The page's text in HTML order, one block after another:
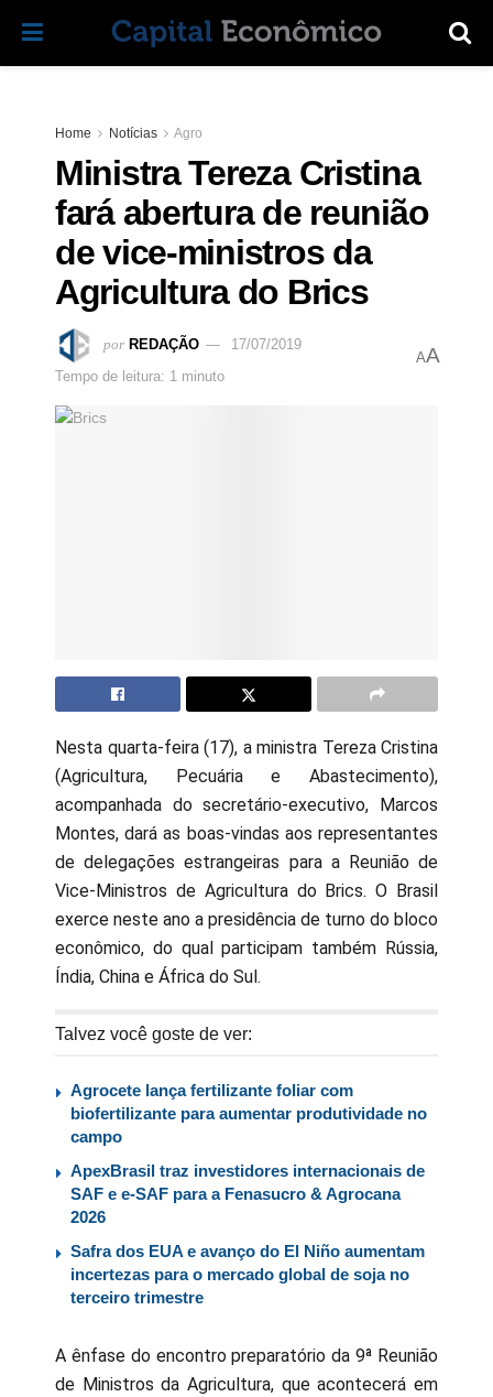
Home Notícias Agro
Ministra Tereza Cristina
fará abertura de reunião
de vice-ministros da
Agricultura do Brics
por REDAÇÃO
17/07/2019
Tempo de leitura: 1 minuto
AA
Nesta quarta-feira (17), a ministra Tereza Cristina
(Agricultura, Pecuária e Abastecimento),
acompanhada do secretário-executivo, Marcos
Montes, dará as boas-vindas aos representantes
de delegações estrangeiras para a Reunião de
Vice-Ministros de Agricultura do Brics. O Brasil
exerce neste ano a presidência de turno do bloco
econômico, do qual participam também Rússia,
Índia, China e África do Sul.
Talvez você goste de ver:
Agrocete lança fertilizante foliar com
biofertilizante para aumentar produtividade no
campo
ApexBrasil traz investidores internacionais de
SAF e e-SAF para a Fenasucro & Agrocana
2026
Safra dos EUA e avanço do El Niño aumentam
incertezas para o mercado global de soja no
terceiro trimestre
A ênfase do encontro preparatório da 9ª Reunião
de Ministros da Agricultura, que acontecerá em